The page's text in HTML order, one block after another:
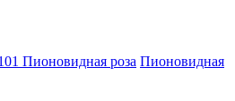
Пионовидная роза Пионовидная